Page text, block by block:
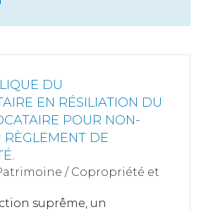
DU
EN RÉSILIATION DU
POUR NON-
RÈGLEMENT DE
/ Copropriété et
suprême, un